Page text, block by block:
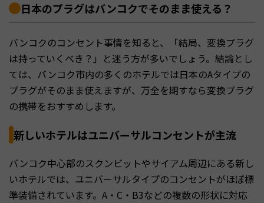
日本のプラグはバンコクでそのまま使える？
バンコクのコンセント事情を知ると、「結局、変換プラグ
は持っていくべき？」と迷う方が多いでしょう。結論とし
ては、バンコク市内の多くのホテルでは日本のAタイプの
プラグがそのまま使えますが、万全を期すなら変換プラグ
の携帯をおすすめします。
新しいホテルはユニバーサルコンセントが主流
バンコク中心部のスクンビットやサイアム周辺にある新し
いホテルでは、ユニバーサルタイプのコンセントがほぼ標
準装備されています。A・C・B3などの複数の形状に対応